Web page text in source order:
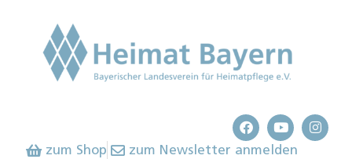
zum Shop zum Newsletter anmelden